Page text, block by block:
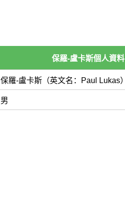
保羅-盧卡斯個人資料
保羅-盧卡斯（英文名：Paul Lukas）
男